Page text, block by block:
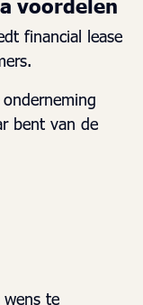
financial lease
bent van de
te